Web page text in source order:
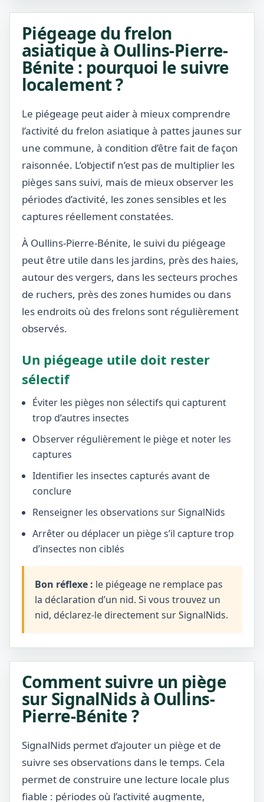
Piégeage du frelon
asiatique à Oullins-Pierre-
Bénite : pourquoi le suivre
localement ?
Le piégeage peut aider à mieux comprendre
l’activité du frelon asiatique à pattes jaunes sur
une commune, à condition d’être fait de façon
raisonnée. L’objectif n’est pas de multiplier les
pièges sans suivi, mais de mieux observer les
périodes d’activité, les zones sensibles et les
captures réellement constatées.
À Oullins-Pierre-Bénite, le suivi du piégeage
peut être utile dans les jardins, près des haies,
autour des vergers, dans les secteurs proches
de ruchers, près des zones humides ou dans
les endroits où des frelons sont régulièrement
observés.
Un piégeage utile doit rester
sélectif
Éviter les pièges non sélectifs qui capturent
trop d’autres insectes
Observer régulièrement le piège et noter les
captures
Identifier les insectes capturés avant de
conclure
Renseigner les observations sur SignalNids
Arrêter ou déplacer un piège s’il capture trop
d’insectes non ciblés
Bon réflexe : le piégeage ne remplace pas
la déclaration d’un nid. Si vous trouvez un
nid, déclarez-le directement sur SignalNids.
Comment suivre un piège
sur SignalNids à Oullins-
Pierre-Bénite ?
SignalNids permet d’ajouter un piège et de
suivre ses observations dans le temps. Cela
permet de construire une lecture locale plus
fiable : périodes où l’activité augmente,